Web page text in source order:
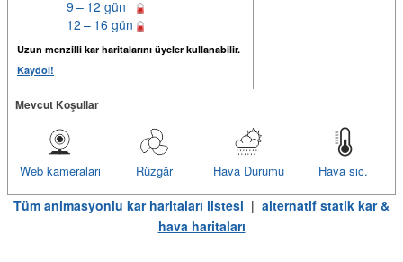
9 – 12 gün
12 – 16 gün
Uzun menzilli kar haritalarını üyeler kullanabilir.
Kaydol!
Mevcut Koşullar
Hava sıc.
Hava Durumu
Rüzgâr
Web kameraları
Tüm animasyonlu kar haritaları listesi | alternatif statik kar &
hava haritaları